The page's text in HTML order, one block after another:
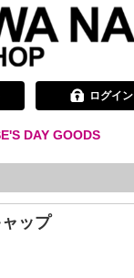
ログイン
DAY GOODS
ップ